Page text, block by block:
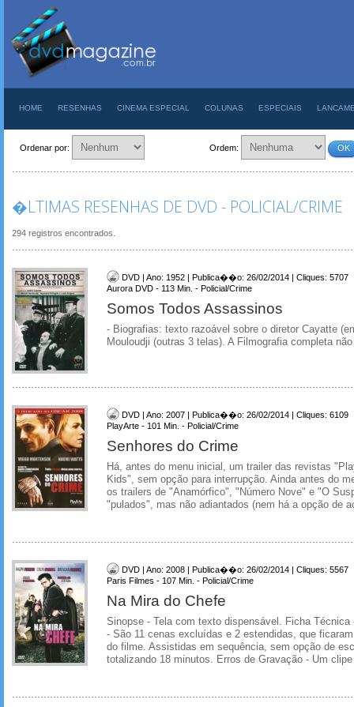
HOME RESENHAS CINEMA ESPECIAL COLUNAS ESPECIAIS
Ordenar por: Ordem: OK
�LTIMAS RESENHAS DE DVD - POLICIAL/CRIME
294 registros encontrados.
DVD | Ano: 1952 | Publica��o: 26/02/2014 | Cliques: 5707
Aurora DVD - 113 Min. - Policial/Crime
Somos Todos Assassinos
- Biografias: texto razoável sobre o diretor Cayatte
Mouloudji (outras 3 telas). A Filmografia completa
DVD | Ano: 2007 | Publica��o: 26/02/2014 | Cliques: 6109
PlayArte - 101 Min. - Policial/Crime
Senhores do Crime
Há, antes do menu inicial, um trailer das revistas
Kids", sem opção para interrupção. Ainda antes do
os trailers de "Anamórfico", "Número Nove" e "O
"pulados", mas não adiantados (nem há a opção de
DVD | Ano: 2008 | Publica��o: 26/02/2014 | Cliques: 5567
Paris Filmes - 107 Min. - Policial/Crime
Na Mira do Chefe
Sinopse - Tela com texto dispensável. Ficha Técnica
- São 11 cenas excluídas e 2 estendidas, que
do filme. Assistidas em sequência, sem opção de
totalizando 18 minutos. Erros de Gravação - Um